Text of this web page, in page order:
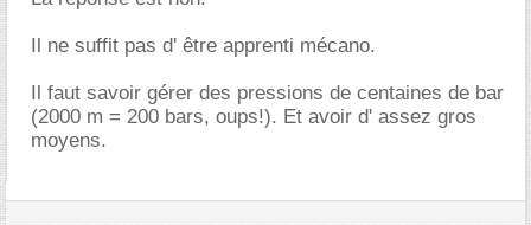
Il ne suffit pas d' être apprenti mécano.
Il faut savoir gérer des pressions de centaines de bar
(2000 m = 200 bars, oups!). Et avoir d' assez gros
moyens.